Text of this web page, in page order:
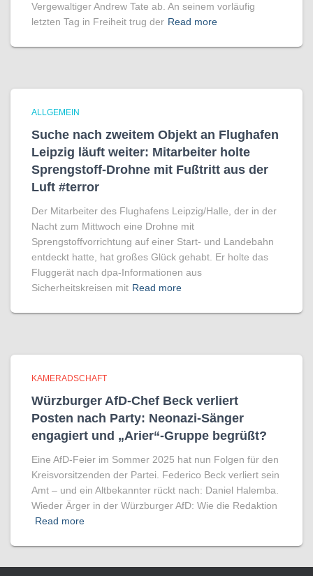
Vergewaltiger Andrew Tate ab. An seinem vorläufig
letzten Tag in Freiheit trug der Read more
ALLGEMEIN
Suche nach zweitem Objekt an Flughafen
Leipzig läuft weiter: Mitarbeiter holte
Sprengstoff-Drohne mit Fußtritt aus der
Luft #terror
Der Mitarbeiter des Flughafens Leipzig/Halle, der in der
Nacht zum Mittwoch eine Drohne mit
Sprengstoffvorrichtung auf einer Start- und Landebahn
entdeckt hatte, hat großes Glück gehabt. Er holte das
Fluggerät nach dpa-Informationen aus
Sicherheitskreisen mit Read more
KAMERADSCHAFT
Würzburger AfD-Chef Beck verliert
Posten nach Party: Neonazi-Sänger
engagiert und „Arier“-Gruppe begrüßt?
Eine AfD-Feier im Sommer 2025 hat nun Folgen für den
Kreisvorsitzenden der Partei. Federico Beck verliert sein
Amt – und ein Altbekannter rückt nach: Daniel Halemba.
Wieder Ärger in der Würzburger AfD: Wie die Redaktion
Read more